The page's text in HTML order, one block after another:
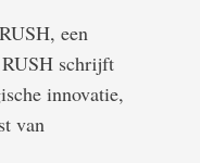
een
schrijft
innovatie,
van